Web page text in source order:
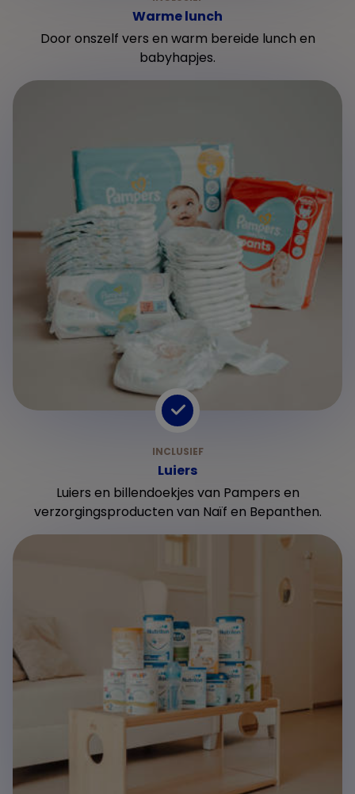
Warme lunch
Door onszelf vers en warm bereide lunch en
babyhapjes.
Luiers
Luiers en billendoekjes van Pampers en
verzorgingsproducten van Naïf en Bepanthen.